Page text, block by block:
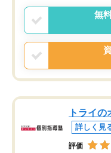
言う事で講師変更の申
まりに短期での変更だ
う事にして退会しまし
戻せ、授業内容や講師
と思います。
無
トライ
詳しく見
評価